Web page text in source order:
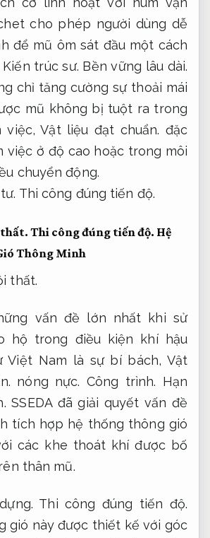
cho phép người dùng dễ
để mũ ôm sát đầu một cách
Kiến trúc sư. Bền vững lâu dài.
chỉ tăng cường sự thoải mái
mũ không bị tuột ra trong
việc,Vật liệu đạt chuẩn. đặc
việc ở độ cao hoặc trong môi
chuyển động.
Thi công đúng tiến độ.
Thi công đúng tiến độ. Hệ
Thông Minh
thất.
vấn đề lớn nhất khi sử
hộ trong điều kiện khí hậu
Việt Nam là sự bí bách, Vật
nóng nực. Công trình. Hạn
SSEDA đã giải quyết vấn đề
tích hợp hệ thống thông gió
các khe thoát khí được bố
thân mũ.
Thi công đúng tiến độ.
gió này được thiết kế với góc